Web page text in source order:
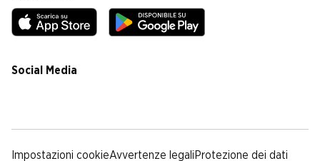
Social Media
Impostazioni cookieAvvertenze legali Protezione dei dati